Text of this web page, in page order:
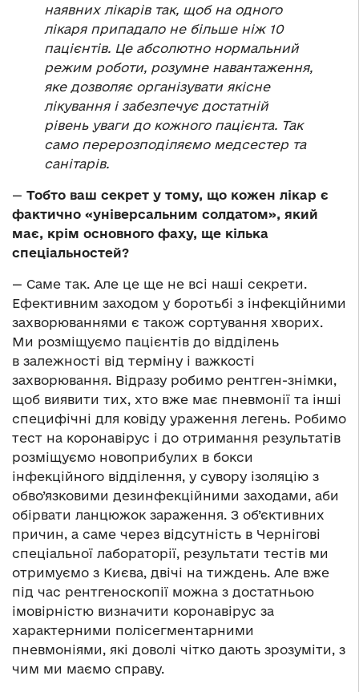
наявних лікарів так, щоб на одного
лікаря припадало не більше ніж 10
пацієнтів. Це абсолютно нормальний
режим роботи, розумне навантаження,
яке дозволяє організувати якісне
лікування і забезпечує достатній
рівень уваги до кожного пацієнта. Так
само перерозподіляємо медсестер та
санітарів.
— Тобто ваш секрет у тому, що кожен лікар є
фактично «універсальним солдатом», який
має, крім основного фаху, ще кілька
спеціальностей?
— Саме так. Але це ще не всі наші секрети.
Ефективним заходом у боротьбі з інфекційними
захворюваннями є також сортування хворих.
Ми розміщуємо пацієнтів до відділень
в залежності від терміну і важкості
захворювання. Відразу робимо рентген-знімки,
щоб виявити тих, хто вже має пневмонії та інші
специфічні для ковіду ураження легень. Робимо
тест на коронавірус і до отримання результатів
розміщуємо новоприбулих в бокси
інфекційного відділення, у сувору ізоляцію з
обво’язковими дезинфекційними заходами, аби
обірвати ланцюжок зараження. З об’єктивних
причин, а саме через відсутність в Чернігові
спеціальної лабораторії, результати тестів ми
отримуємо з Києва, двічі на тиждень. Але вже
під час рентгеноскопії можна з достатньою
імовірністю визначити коронавірус за
характерними полісегментарними
пневмоніями, які доволі чітко дають зрозуміти, з
чим ми маємо справу.